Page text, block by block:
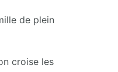
de plein
croise les